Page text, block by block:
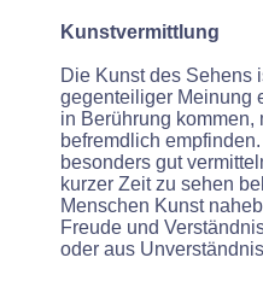
Kunstvermittlung
Die Kunst des Sehens
gegenteiliger Meinung
in Berührung kommen,
befremdlich
besonders gut
kurzer Zeit zu sehen
Menschen Kunst
Freude und
oder aus